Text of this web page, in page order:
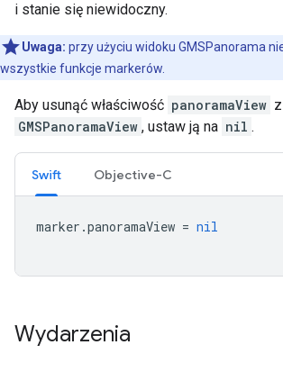
i stanie się niewidoczny.
Uwaga: przy użyciu widoku GMSPanorama
wszystkie funkcje markerów.
Aby usunąć właściwość panoramaView
GMSPanoramaView , ustaw ją na nil .
Swift Objective-C
marker .panoramaView = nil
Wydarzenia